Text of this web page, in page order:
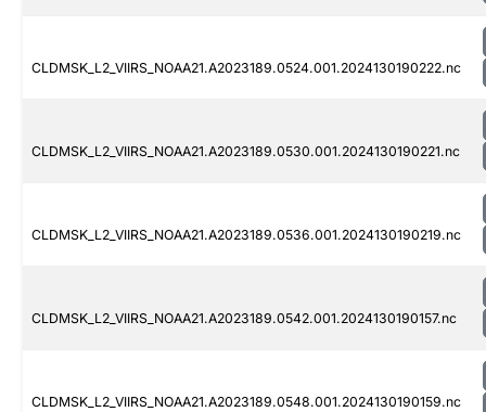
CLDMSK_L2_VIIRS_NOAA21.A2023189.0524.001.2024130190222.nc
CLDMSK_L2_VIIRS_NOAA21.A2023189.0530.001.2024130190221.nc
CLDMSK_L2_VIIRS_NOAA21.A2023189.0536.001.2024130190219.nc
CLDMSK_L2_VIIRS_NOAA21.A2023189.0542.001.2024130190157.nc
CLDMSK_L2_VIIRS_NOAA21.A2023189.0548.001.2024130190159.nc